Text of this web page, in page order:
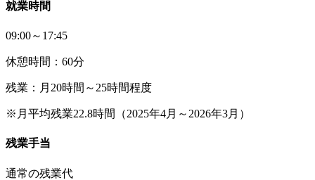
就業時間
09:00～17:45
休憩時間：60分
残業：月20時間～25時間程度
※月平均残業22.8時間（2025年4月～2026年3月）
残業手当
通常の残業代